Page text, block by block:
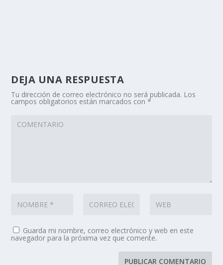
DEJA UNA RESPUESTA
Tu dirección de correo electrónico no será publicada. Los
campos obligatorios están marcados con*
Guarda mi nombre, correo electrónico y web en este
navegador para la próxima vez que comente.